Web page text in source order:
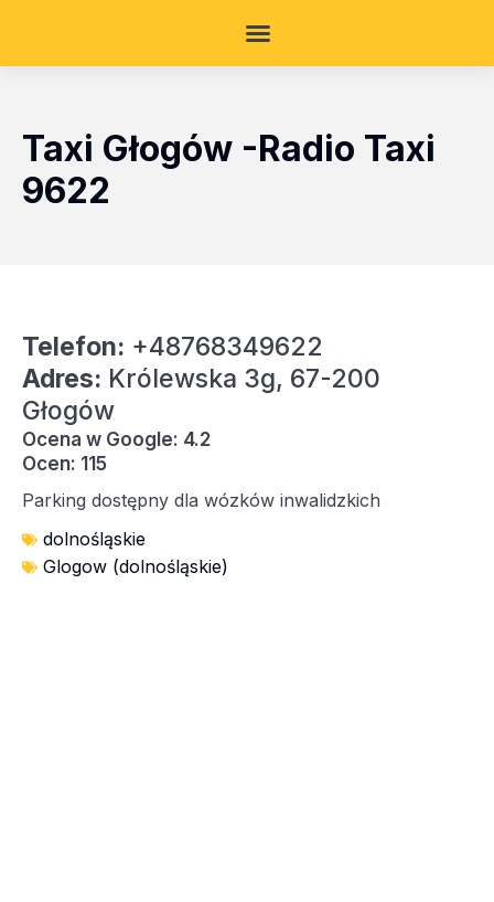
Taxi Głogów -Radio Taxi
9622
Telefon: +48768349622
Adres: Królewska 3g, 67-200
Głogów
Ocena w Google: 4.2
Ocen: 115
Parking dostępny dla wózków inwalidzkich
dolnośląskie
Glogow (dolnośląskie)